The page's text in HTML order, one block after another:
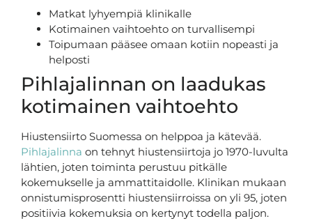
Matkat lyhyempiä klinikalle
Kotimainen vaihtoehto on turvallisempi
Toipumaan pääsee omaan kotiin nopeasti ja
helposti
Pihlajalinnan on laadukas
kotimainen vaihtoehto
Hiustensiirto Suomessa on helppoa ja kätevää.
Pihlajalinna on tehnyt hiustensiirtoja jo 1970-luvulta
lähtien, joten toiminta perustuu pitkälle
kokemukselle ja ammattitaidolle. Klinikan mukaan
onnistumisprosentti hiustensiirroissa on yli 95, joten
positiivia kokemuksia on kertynyt todella paljon.